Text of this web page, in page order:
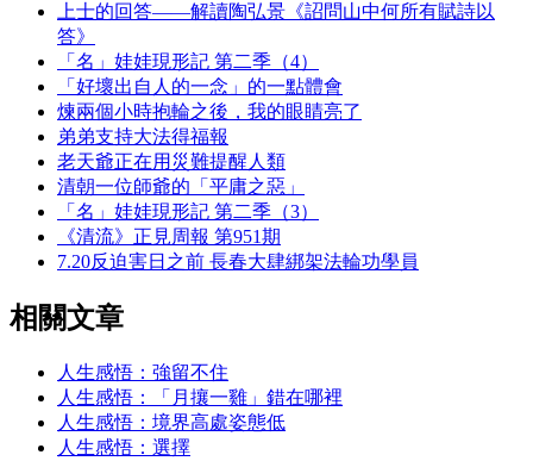
上士的回答——解讀陶弘景《詔問山中何所有賦詩以
答》
「名」娃娃現形記 第二季（4）
「好壞出自人的一念」的一點體會
煉兩個小時抱輪之後，我的眼睛亮了
弟弟支持大法得福報
老天爺正在用災難提醒人類
清朝一位師爺的「平庸之惡」
「名」娃娃現形記 第二季（3）
《清流》正見周報 第951期
7.20反迫害日之前 長春大肆綁架法輪功學員
相關文章
人生感悟：強留不住
人生感悟：「月攘一雞」錯在哪裡
人生感悟：境界高處姿態低
人生感悟：選擇